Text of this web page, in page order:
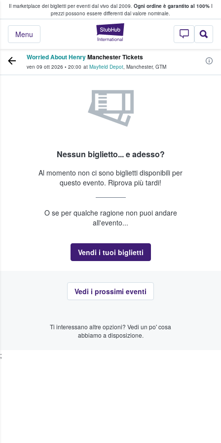
Il marketplace dei biglietti per eventi dal vivo dal 2009. Ogni ordine è garantito al 100%I
prezzi possono essere differenti dal valore nominale.
StubHub - Dove
Menu
fan comprano e vendono biglietti
Worried About HenryManchester Tickets
ven 09 ott 2026 • 20:00 at Mayfield Depot, Manchester, GTM
Nessun biglietto... e adesso?
Al momento non ci sono biglietti disponibili per
questo evento. Riprova più tardi!
O se per qualche ragione non puoi andare
all'evento...
Vendi i tuoi biglietti
Vedi i prossimi eventi
Ti interessano altre opzioni? Vedi un po' cosa
abbiamo a disposizione.
;